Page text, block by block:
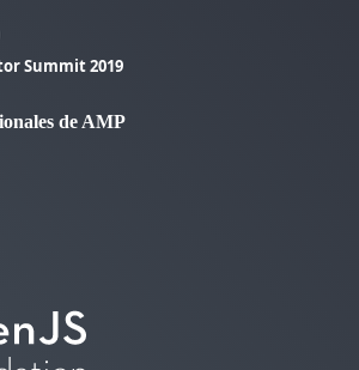
Summit 2019
de AMP